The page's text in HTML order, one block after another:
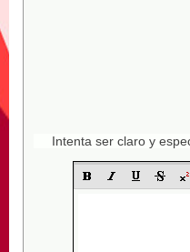
Intenta ser claro y